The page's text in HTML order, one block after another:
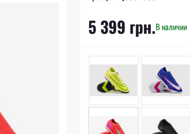
5 399 грн.В наличии